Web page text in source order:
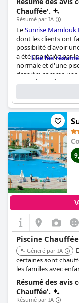
pendant les périodes
Chauffée'.
Résumé par IA
LeSunrise Mamlouk
dont les clients ont
possibilité d'avoir
a été appréciée par
normale et d'une
dernière comme
mentionné que la
au début, mais
l'ensemble, la
service luxueux qui
Lire les
Questionnaire
Réponses mises à
Resort
Nombre de piscines 3
Piscine 1
Nom de la piscine :
Emplacement de la
Piscine Chauffée
Généré par IA
certaines sont
les familles avec
engageante.
Résumé des avis
Chauffée'.
Résumé par IA